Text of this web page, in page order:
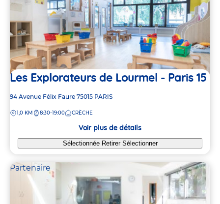
Les Explorateurs de Lourmel - Paris 15
Adresse
la
94 Avenue Félix Faure 75015 PARIS
DISTANCE
1,0 KM 8:30-19:00 CRÈCHE
Voir plus de détails
Sélectionnée Retirer Sélectionner
Partenaire